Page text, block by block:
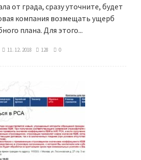
от града, сразу уточните, будет
компания возмещать ущерб
плана. Для этого...
11. 12. 2018 128 0